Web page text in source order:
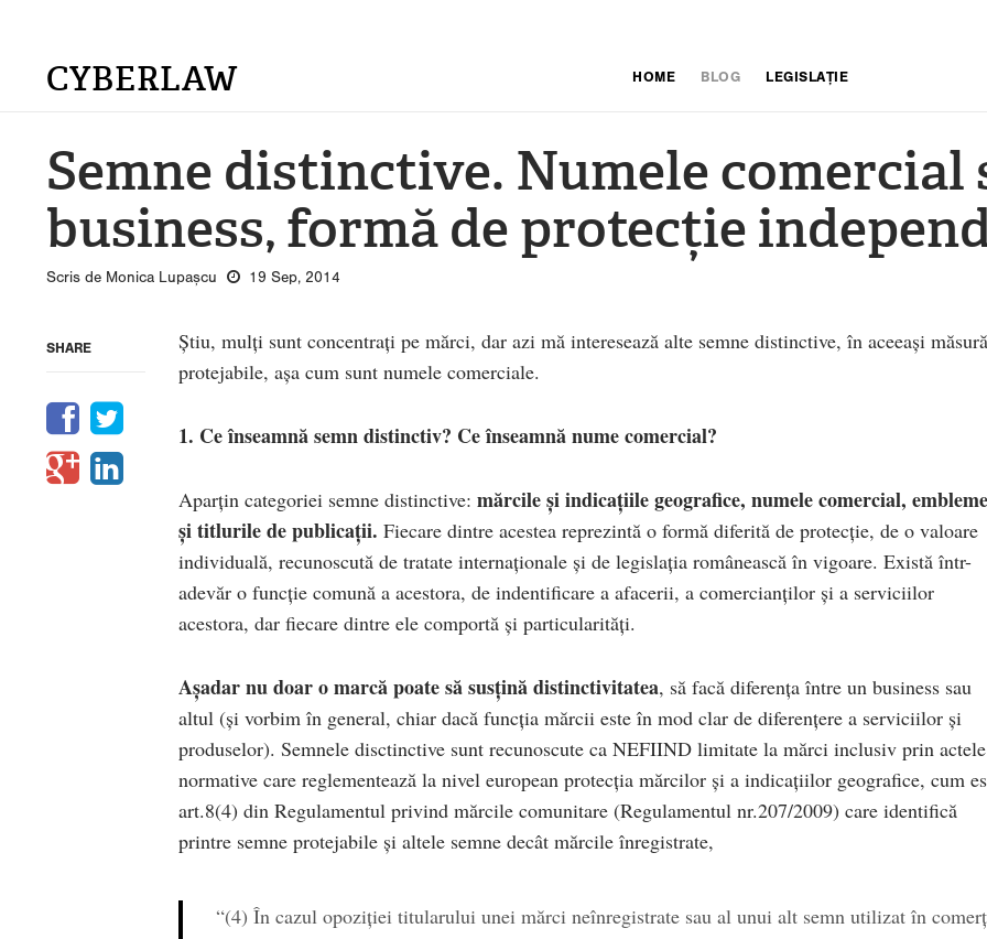
CYBERLAW HOME BLOG LEGISLAȚIE
Semne distinctive. Numele comercial
business, formă de protecție
Scris de Monica Lupașcu 19 Sep, 2014
SHARE
Știu, mulți sunt concentrați pe mărci, dar azi mă interesează alte semne distinctive, în aceeași măsură
protejabile, așa cum sunt numele comerciale.
1. Ce înseamnă semn distinctiv? Ce înseamnă nume comercial?
Aparțin categoriei semne distinctive: mărcile și indicațiile geografice, numele comercial,
și titlurile de publicații. Fiecare dintre acestea reprezintă o formă diferită de protecție, de o valoare
individuală, recunoscută de tratate internaționale și de legislația românească în vigoare. Există într-
adevăr o funcție comună a acestora, de indentificare a afacerii, a comercianților și a serviciilor
acestora, dar fiecare dintre ele comportă și particularități.
Așadar nu doar o marcă poate să susțină distinctivitatea, să facă diferența între un business sau
altul (și vorbim în general, chiar dacă funcția mărcii este în mod clar de diferențere a serviciilor și
produselor). Semnele disctinctive sunt recunoscute ca NEFIIND limitate la mărci inclusiv prin actele
normative care reglementează la nivel european protecția mărcilor și a indicațiilor geografice, cum
art.8(4) din Regulamentul privind mărcile comunitare (Regulamentul nr.207/2009) care identifică
printre semne protejabile și altele semne decât mărcile înregistrate,
“(4) În cazul opoziției titularului unei mărci neînregistrate sau al unui alt semn utilizat în comerț